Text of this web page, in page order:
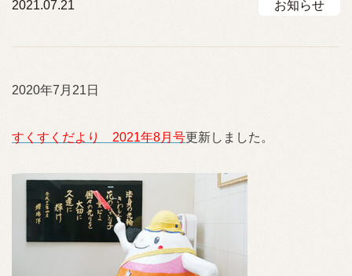
2021.07.21 お知らせ
2020年7月21日
すくすくだより 2021年8月号更新しました。